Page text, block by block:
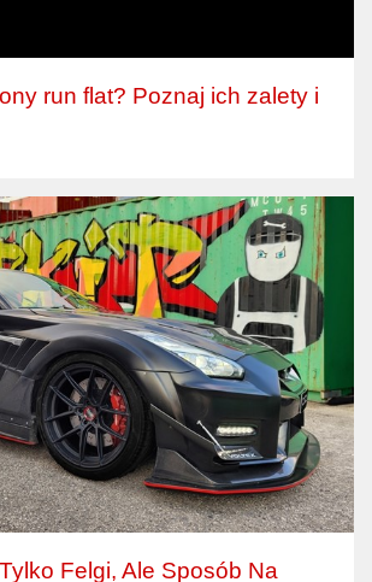
run flat? Poznaj ich zalety i
Felgi, Ale Sposób Na